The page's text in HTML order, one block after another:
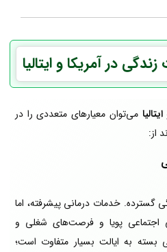
در آمریکا و ایتالیا
می‌توان معیارهای متعددی را در
از:
گسترده. خدمات درمانی پیشرفته، اما
پویا و فرصت‌های شغلی و
بسته به ایالت بسیار متفاوت است؛